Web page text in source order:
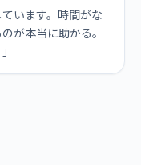
います。時間がな
が本当に助かる。